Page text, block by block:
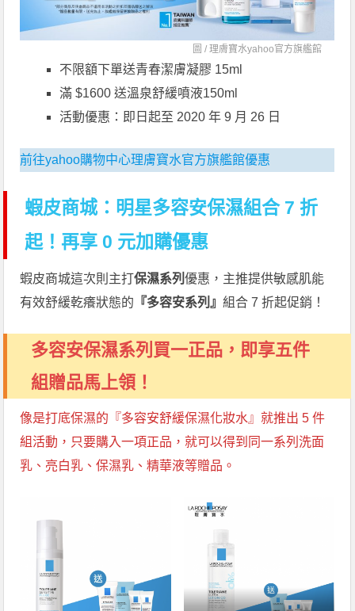
圖 /理膚寶水yahoo官方旗艦館
不限額下單送青春潔膚凝膠 15ml
滿 $1600 送溫泉舒緩噴液150ml
活動優惠：即日起至 2020 年 9 月 26 日
前往yahoo購物中心理膚寶水官方旗艦館優惠
蝦皮商城：明星多容安保濕組合 7 折
起！再享 0 元加購優惠
蝦皮商城這次則主打保濕系列優惠，主推提供敏感肌能
有效舒緩乾癢狀態的 『多容安系列』組合 7 折起促銷！
多容安保濕系列買一正品，即享五件
組贈品馬上領！
像是打底保濕的『多容安舒緩保濕化妝水』就推出 5 件
組活動，只要購入一項正品，就可以得到同一系列洗面
乳、亮白乳、保濕乳、精華液等贈品。